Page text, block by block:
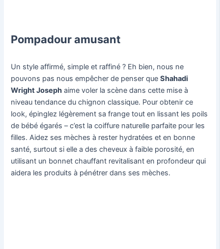
Pompadour amusant
Un style affirmé, simple et raffiné ? Eh bien, nous ne
pouvons pas nous empêcher de penser queShahadi
Wright Joseph aime voler la scène dans cette mise à
niveau tendance du chignon classique. Pour obtenir ce
look, épinglez légèrement sa frange tout en lissant les poils
de bébé égarés – c’est la coiffure naturelle parfaite pour les
filles. Aidez ses mèches à rester hydratées et en bonne
santé, surtout si elle a des cheveux à faible porosité, en
utilisant un bonnet chauffant revitalisant en profondeur qui
aidera les produits à pénétrer dans ses mèches.